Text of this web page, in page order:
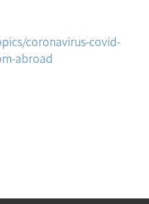
coronavirus-covid-
abroad